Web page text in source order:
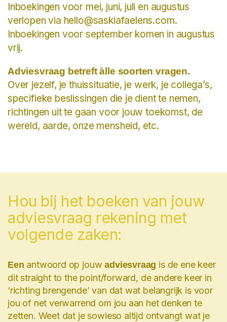
Inboekingen voor mei, juni, juli en augustus
verlopen via hello@saskiafaelens.com.
Inboekingen voor september komen in augustus
vrij.
Adviesvraag betreft àlle soorten vragen.
Over jezelf, je thuissituatie, je werk, je collega’s,
specifieke beslissingen die je dient te nemen,
richtingen uit te gaan voor jouw toekomst, de
wereld, aarde, onze mensheid, etc.
Hou bij het boeken van jouw
adviesvraag rekening met
volgende zaken:
Een antwoord op jouw adviesvraag is de ene keer
dit straight to the point/forward, de andere keer in
‘richting brengende’ van dat wat belangrijk is voor
jou of net verwarrend om jou aan het denken te
zetten. Weet dat je sowieso altijd ontvangt wat je